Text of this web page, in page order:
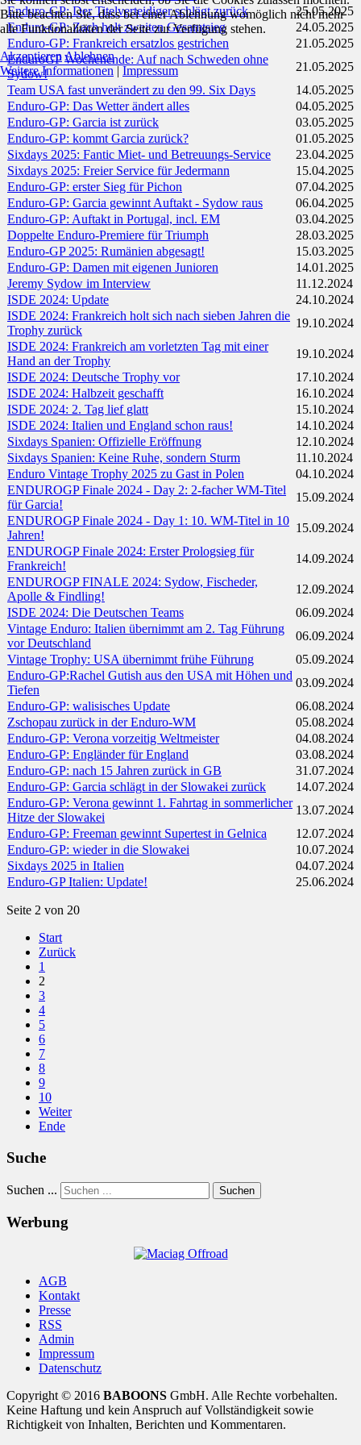
Enduro-GP: Der Titelverteidiger schlägt zurück
25.05.2025
Enduro-GP: Zach holt zweiten Gesamtsieg
24.05.2025
Enduro-GP: Frankreich ersatzlos gestrichen
21.05.2025
EnduroGP Wochenende: Auf nach Schweden ohne
Sydow!
21.05.2025
Team USA fast unverändert zu den 99. Six Days
14.05.2025
Enduro-GP: Das Wetter ändert alles
04.05.2025
Enduro-GP: Garcia ist zurück
03.05.2025
Enduro-GP: kommt Garcia zurück?
01.05.2025
Sixdays 2025: Fantic Miet- und Betreuungs-Service
23.04.2025
Sixdays 2025: Freier Service für Jedermann
15.04.2025
Enduro-GP: erster Sieg für Pichon
07.04.2025
Enduro-GP: Garcia gewinnt Auftakt - Sydow raus
06.04.2025
Enduro-GP: Auftakt in Portugal, incl. EM
03.04.2025
Doppelte Enduro-Premiere für Triumph
28.03.2025
Enduro-GP 2025: Rumänien abgesagt!
15.03.2025
Enduro-GP: Damen mit eigenen Junioren
14.01.2025
Jeremy Sydow im Interview
11.12.2024
ISDE 2024: Update
24.10.2024
ISDE 2024: Frankreich holt sich nach sieben Jahren die
Trophy zurück
19.10.2024
ISDE 2024: Frankreich am vorletzten Tag mit einer
Hand an der Trophy
19.10.2024
ISDE 2024: Deutsche Trophy vor
17.10.2024
ISDE 2024: Halbzeit geschafft
16.10.2024
ISDE 2024: 2. Tag lief glatt
15.10.2024
ISDE 2024: Italien und England schon raus!
14.10.2024
Sixdays Spanien: Offizielle Eröffnung
12.10.2024
Sixdays Spanien: Keine Ruhe, sondern Sturm
11.10.2024
Enduro Vintage Trophy 2025 zu Gast in Polen
04.10.2024
ENDUROGP Finale 2024 - Day 2: 2-facher WM-Titel
für Garcia!
15.09.2024
ENDUROGP Finale 2024 - Day 1: 10. WM-Titel in 10
Jahren!
15.09.2024
ENDUROGP Finale 2024: Erster Prologsieg für
Frankreich!
14.09.2024
ENDUROGP FINALE 2024: Sydow, Fischeder,
Apolle & Findling!
12.09.2024
ISDE 2024: Die Deutschen Teams
06.09.2024
Vintage Enduro: Italien übernimmt am 2. Tag Führung
vor Deutschland
06.09.2024
Vintage Trophy: USA übernimmt frühe Führung
05.09.2024
Enduro-GP:Rachel Gutish aus den USA mit Höhen und
Tiefen
03.09.2024
Enduro-GP: walisisches Update
06.08.2024
Zschopau zurück in der Enduro-WM
05.08.2024
Enduro-GP: Verona vorzeitig Weltmeister
04.08.2024
Enduro-GP: Engländer für England
03.08.2024
Enduro-GP: nach 15 Jahren zurück in GB
31.07.2024
Enduro-GP: Garcia schlägt in der Slowakei zurück
14.07.2024
Enduro-GP: Verona gewinnt 1. Fahrtag in sommerlicher
Hitze der Slowakei
13.07.2024
Enduro-GP: Freeman gewinnt Supertest in Gelnica
12.07.2024
Enduro-GP: wieder in die Slowakei
10.07.2024
Sixdays 2025 in Italien
04.07.2024
Enduro-GP Italien: Update!
25.06.2024
Seite 2 von 20
Start
Zurück
1
2
3
4
5
6
7
8
9
10
Weiter
Ende
Suche
Suchen ... Suchen
Werbung
AGB
Kontakt
Presse
RSS
Admin
Impressum
Datenschutz
Copyright © 2016 BABOONS GmbH. Alle Rechte vorbehalten.
Keine Haftung und kein Anspruch auf Vollständigkeit sowie
Richtigkeit von Inhalten, Berichten und Kommentaren.
Bitte beachten Sie, dass bei einer Ablehnung womöglich nicht mehr
alle Funktionalitäten der Seite zur Verfügung stehen.
AkzeptierenAblehnen
Weitere Informationen | Impressum